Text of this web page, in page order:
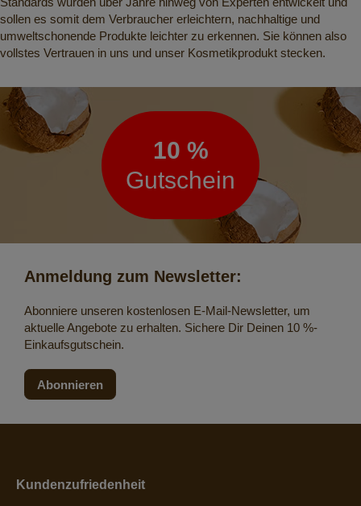
sollen es somit dem Verbraucher erleichtern, nachhaltige und
umweltschonende Produkte leichter zu erkennen. Sie können also
vollstes Vertrauen in uns und unser Kosmetikprodukt stecken.
Newsletter
10 %
Gutschein
Anmeldung zum Newsletter:
Abonniere unseren kostenlosen E-Mail-Newsletter, um
aktuelle Angebote zu erhalten. Sichere Dir Deinen 10 %-
Einkaufsgutschein.
Abonnieren
Kundenzufriedenheit